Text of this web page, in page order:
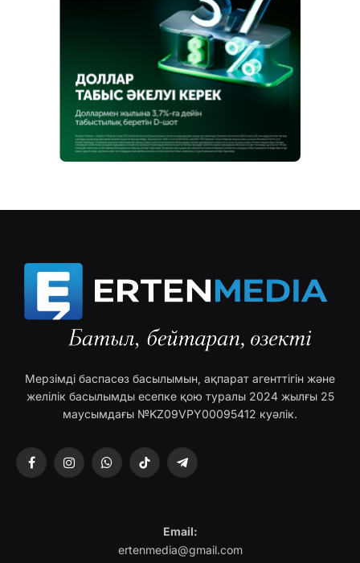
Мерзімді баспасөз басылымын, ақпарат агенттігін және
желілік басылымды есепке қою туралы 2024 жылғы 25
маусымдағы №KZ09VPY00095412 куәлік.
FacebookInstagramWhatsAppTikTok Telegram
Email:
ertenmedia@gmail.com